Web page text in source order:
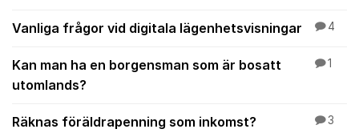
Vanliga frågor vid digitala lägenhetsvisningar 4
Kan man ha en borgensman som är bosatt
utomlands?
1
Räknas föräldrapenning som inkomst? 3